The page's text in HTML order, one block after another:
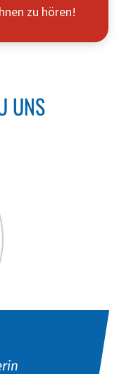
zu hören!
UNS